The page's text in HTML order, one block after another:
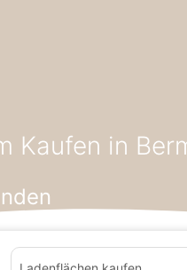
Kaufen in